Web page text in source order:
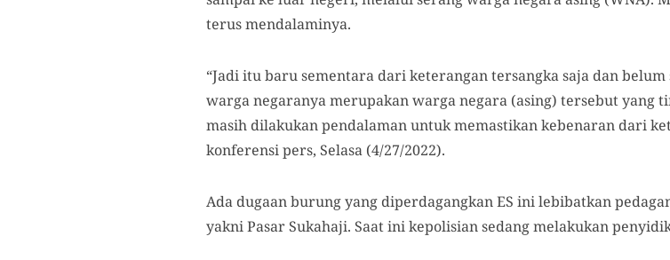
terus mendalaminya.
“Jadi itu baru sementara dari keterangan tersangka saja dan
warga negaranya merupakan warga negara (asing) tersebut yang
masih dilakukan pendalaman untuk memastikan kebenaran dari
konferensi pers, Selasa (4/27/2022).
Ada dugaan burung yang diperdagangkan ES ini lebibatkan
yakni Pasar Sukahaji. Saat ini kepolisian sedang melakukan